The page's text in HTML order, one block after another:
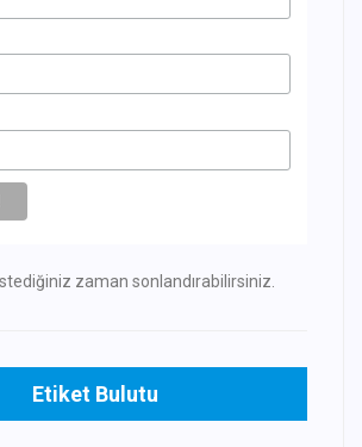
zaman sonlandırabilirsiniz.
Etiket Bulutu